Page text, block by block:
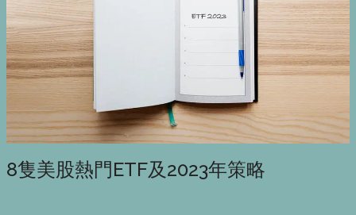
8隻美股熱門ETF及2023年策略